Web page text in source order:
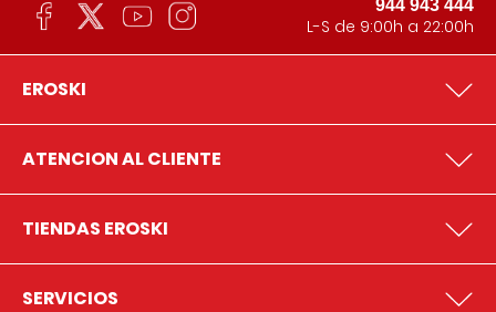
944 943 444
L-S de 9:00h a 22:00h
EROSKI
ATENCION AL CLIENTE
TIENDAS EROSKI
SERVICIOS